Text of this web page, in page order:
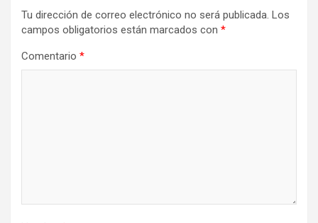
Tu dirección de correo electrónico no será publicada. Los
campos obligatorios están marcados con *
Comentario *